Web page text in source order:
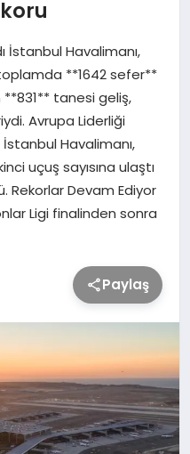
İstanbul Havalimanı,
**1642 sefer**
tanesi geliş,
Avrupa Liderliği
Havalimanı,
uçuş sayısına ulaştı
Rekorlar Devam Ediyor
Ligi finalinden sonra
Paylaş